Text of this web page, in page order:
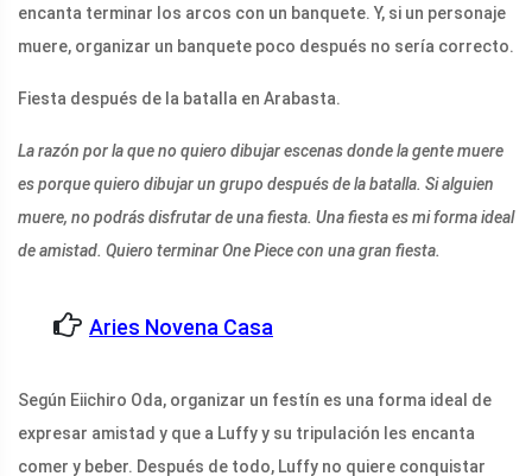
encanta terminar los arcos con un banquete. Y, si un personaje
muere, organizar un banquete poco después no sería correcto.
Fiesta después de la batalla en Arabasta.
La razón por la que no quiero dibujar escenas donde la gente muere
es porque quiero dibujar un grupo después de la batalla. Si alguien
muere, no podrás disfrutar de una fiesta. Una fiesta es mi forma ideal
de amistad. Quiero terminar One Piece con una gran fiesta.
Aries Novena Casa
Según Eiichiro Oda, organizar un festín es una forma ideal de
expresar amistad y que a Luffy y su tripulación les encanta
comer y beber. Después de todo, Luffy no quiere conquistar